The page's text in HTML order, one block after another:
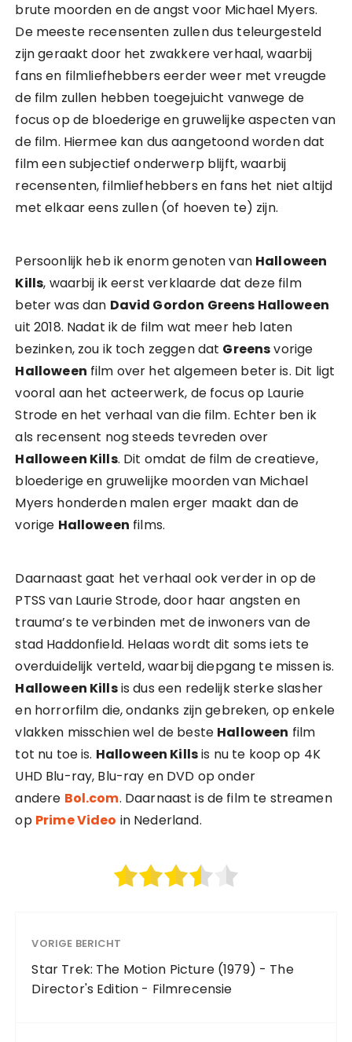
brute moorden en de angst voor Michael Myers.
De meeste recensenten zullen dus teleurgesteld
zijn geraakt door het zwakkere verhaal, waarbij
fans en filmliefhebbers eerder weer met vreugde
de film zullen hebben toegejuicht vanwege de
focus op de bloederige en gruwelijke aspecten van
de film. Hiermee kan dus aangetoond worden dat
film een subjectief onderwerp blijft, waarbij
recensenten, filmliefhebbers en fans het niet altijd
met elkaar eens zullen (of hoeven te) zijn.
Persoonlijk heb ik enorm genoten van Halloween
Kills, waarbij ik eerst verklaarde dat deze film
beter was dan David Gordon Greens Halloween
uit 2018. Nadat ik de film wat meer heb laten
bezinken, zou ik toch zeggen dat Greensvorige
Halloween film over het algemeen beter is. Dit ligt
vooral aan het acteerwerk, de focus op Laurie
Strode en het verhaal van die film. Echter ben ik
als recensent nog steeds tevreden over
Halloween Kills. Dit omdat de film de creatieve,
bloederige en gruwelijke moorden van Michael
Myers honderden malen erger maakt dan de
vorige Halloween films.
Daarnaast gaat het verhaal ook verder in op de
PTSS van Laurie Strode, door haar angsten en
trauma’s te verbinden met de inwoners van de
stad Haddonfield. Helaas wordt dit soms iets te
overduidelijk verteld, waarbij diepgang te missen is.
Halloween Killsis dus een redelijk sterke slasher
en horrorfilm die, ondanks zijn gebreken, op enkele
vlakken misschien wel de beste Halloween film
tot nu toe is. Halloween Killsis nu te koop op 4K
UHD Blu-ray, Blu-ray en DVD op onder
andere Bol.com. Daarnaast is de film te streamen
op Prime Video in Nederland.
VORIGE BERICHT
Star Trek: The Motion Picture (1979) - The
Director's Edition - Filmrecensie